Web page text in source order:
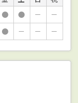
● ● －
－
● － － －